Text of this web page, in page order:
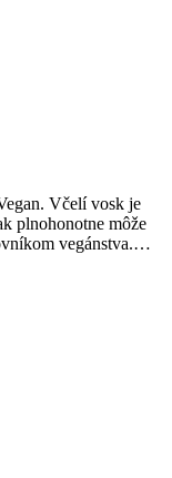
Včelí vosk je
plnohonotne môže
vegánstva.…